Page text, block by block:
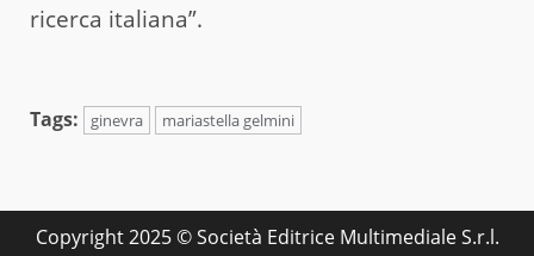
ricerca italiana”.
Tags: ginevra mariastella gelmini
Copyright 2025 © Società Editrice Multimediale S.r.l.